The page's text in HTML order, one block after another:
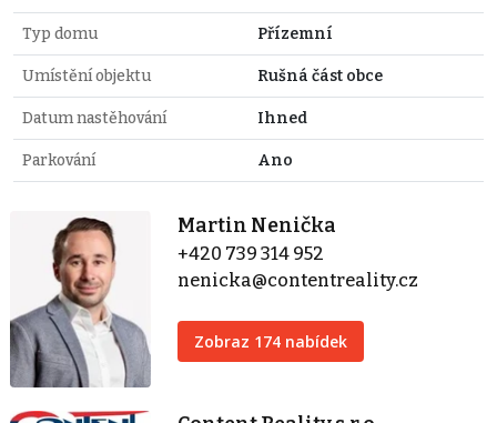
Typ domu Přízemní
Umístění objektu Rušná část obce
Datum nastěhování Ihned
Parkování Ano
Martin Nenička
+420 739 314 952
nenicka@contentreality.cz
Zobraz 174 nabídek